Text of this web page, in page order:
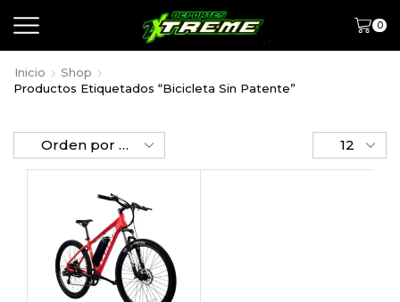
0
Inicio
Shop
Productos Etiquetados “Bicicleta Sin Patente”